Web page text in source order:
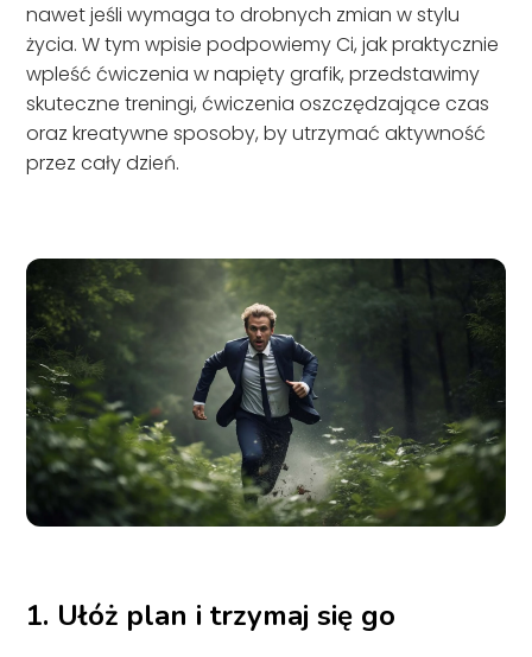
nawet jeśli wymaga to drobnych zmian w stylu
życia. W tym wpisie podpowiemy Ci, jak praktycznie
wpleść ćwiczenia w napięty grafik, przedstawimy
skuteczne treningi, ćwiczenia oszczędzające czas
oraz kreatywne sposoby, by utrzymać aktywność
przez cały dzień.
1. Ułóż plan i trzymaj się go